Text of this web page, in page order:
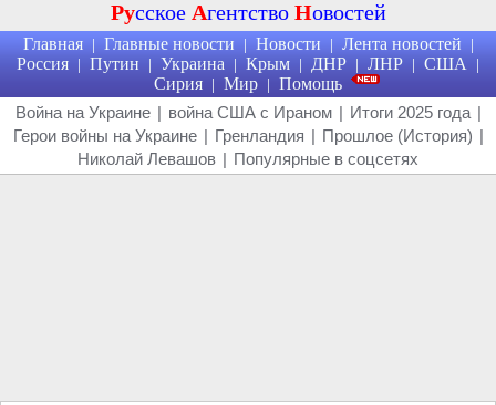
Русское Агентство Новостей
Главная | Главные новости | Новости | Лента новостей |
Россия | Путин | Украина | Крым | ДНР | ЛНР | США |
Сирия | Мир | Помощь
Война на Украине | война США с Ираном | Итоги 2025 года |
Герои войны на Украине | Гренландия | Прошлое (История) |
Николай Левашов | Популярные в соцсетях